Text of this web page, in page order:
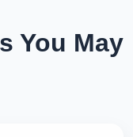
You May